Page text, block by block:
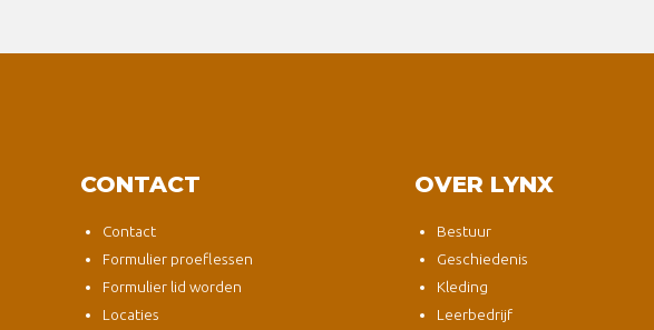
CONTACT
Contact
Formulier proeflessen
Formulier lid worden
Locaties
OVER LYNX
Bestuur
Geschiedenis
Kleding
Leerbedrijf